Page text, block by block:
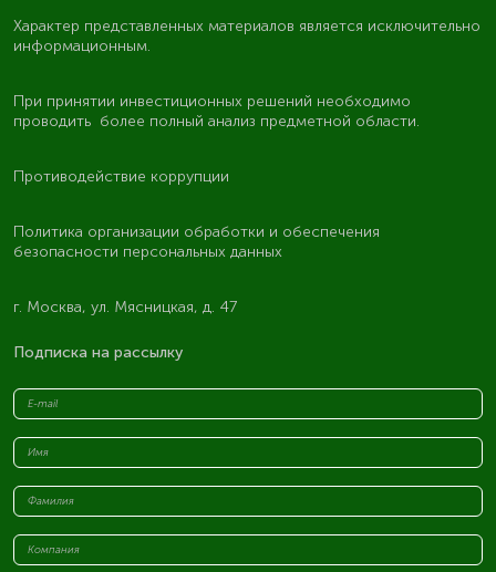
Характер представленных материалов является исключительно
информационным.
При принятии инвестиционных решений необходимо
проводить более полный анализ предметной области.
Противодействие коррупции
Политика организации обработки и обеспечения
безопасности персональных данных
г. Москва, ул. Мясницкая, д. 47
Подписка на рассылку